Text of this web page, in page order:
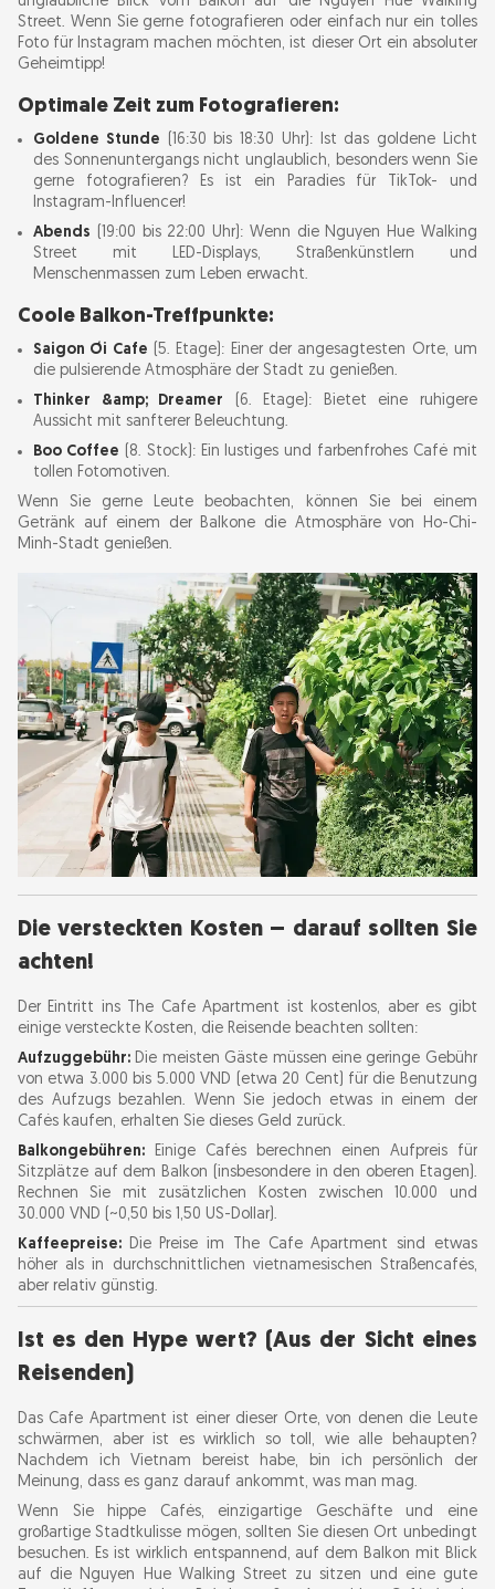
Street. Wenn Sie gerne fotografieren oder einfach nur ein tolles
Foto für Instagram machen möchten, ist dieser Ort ein absoluter
Geheimtipp!
Optimale Zeit zum Fotografieren:
Goldene Stunde (16:30 bis 18:30 Uhr): Ist das goldene Licht
des Sonnenuntergangs nicht unglaublich, besonders wenn Sie
gerne fotografieren? Es ist ein Paradies für TikTok- und
Instagram-Influencer!
Abends (19:00 bis 22:00 Uhr): Wenn die Nguyen Hue Walking
Street mit LED-Displays, Straßenkünstlern und
Menschenmassen zum Leben erwacht.
Coole Balkon-Treffpunkte:
Saigon Ơi Cafe (5. Etage): Einer der angesagtesten Orte, um
die pulsierende Atmosphäre der Stadt zu genießen.
Thinker &amp; Dreamer (6. Etage): Bietet eine ruhigere
Aussicht mit sanfterer Beleuchtung.
Boo Coffee (8. Stock): Ein lustiges und farbenfrohes Café mit
tollen Fotomotiven.
Wenn Sie gerne Leute beobachten, können Sie bei einem
Getränk auf einem der Balkone die Atmosphäre von Ho-Chi-
Minh-Stadt genießen.
Die versteckten Kosten – darauf sollten Sie
achten!
Der Eintritt ins The Cafe Apartment ist kostenlos, aber es gibt
einige versteckte Kosten, die Reisende beachten sollten:
Aufzuggebühr: Die meisten Gäste müssen eine geringe Gebühr
von etwa 3.000 bis 5.000 VND (etwa 20 Cent) für die Benutzung
des Aufzugs bezahlen. Wenn Sie jedoch etwas in einem der
Cafés kaufen, erhalten Sie dieses Geld zurück.
Balkongebühren: Einige Cafés berechnen einen Aufpreis für
Sitzplätze auf dem Balkon (insbesondere in den oberen Etagen).
Rechnen Sie mit zusätzlichen Kosten zwischen 10.000 und
30.000 VND (~0,50 bis 1,50 US-Dollar).
Kaffeepreise: Die Preise im The Cafe Apartment sind etwas
höher als in durchschnittlichen vietnamesischen Straßencafés,
aber relativ günstig.
Ist es den Hype wert? (Aus der Sicht eines
Reisenden)
Das Cafe Apartment ist einer dieser Orte, von denen die Leute
schwärmen, aber ist es wirklich so toll, wie alle behaupten?
Nachdem ich Vietnam bereist habe, bin ich persönlich der
Meinung, dass es ganz darauf ankommt, was man mag.
Wenn Sie hippe Cafés, einzigartige Geschäfte und eine
großartige Stadtkulisse mögen, sollten Sie diesen Ort unbedingt
besuchen. Es ist wirklich entspannend, auf dem Balkon mit Blick
auf die Nguyen Hue Walking Street zu sitzen und eine gute